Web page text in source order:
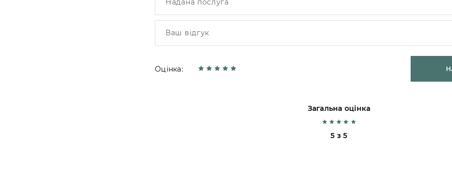
Оцінка:
Загальна оцінка
5 з 5